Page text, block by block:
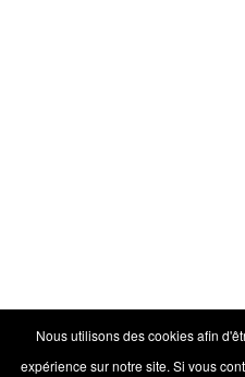
Nous utilisons des cookies afin
expérience sur notre site. Si vous